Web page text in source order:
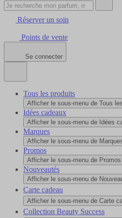
Réserver un soin
Points de vente
Se connecter
Tous les produits
Afficher le sous-menu de Tous
Idées cadeaux
Afficher le sous-menu de Idées
Marques
Afficher le sous-menu de
Promos
Afficher le sous-menu de Promos
Nouveautés
Afficher le sous-menu de
Carte cadeau
Afficher le sous-menu de Carte
Collection Beauty Success